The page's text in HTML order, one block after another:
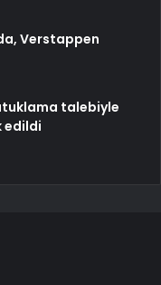
Verstappen
talebiyle
edildi